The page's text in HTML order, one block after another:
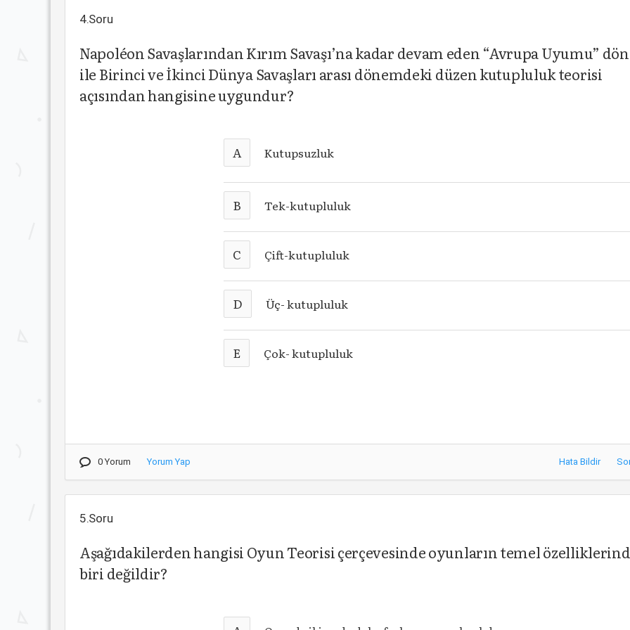
4.Soru
Napoléon Savaşlarından Kırım Savaşı’na kadar devam eden “Avrupa Uyumu”
ile Birinci ve İkinci Dünya Savaşları arası dönemdeki düzen kutupluluk teorisi
açısından hangisine uygundur?
A Kutupsuzluk
B Tek-kutupluluk
C Çift-kutupluluk
D Üç- kutupluluk
E Çok- kutupluluk
0 Yorum Yorum Yap Hata Bildir
5.Soru
Aşağıdakilerden hangisi Oyun Teorisi çerçevesinde oyunların temel
biri değildir?